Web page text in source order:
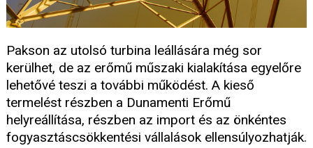
Pakson az utolsó turbina leállására még sor
kerülhet, de az erőmű műszaki kialakítása egyelőre
lehetővé teszi a további működést. A kieső
termelést részben a Dunamenti Erőmű
helyreállítása, részben az import és az önkéntes
fogyasztáscsökkentési vállalások ellensúlyozhatják.